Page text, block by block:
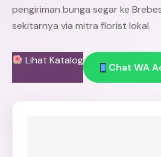
pengiriman bunga segar ke
sekitarnya via mitra florist lokal.
Lihat Katalog
Chat WA